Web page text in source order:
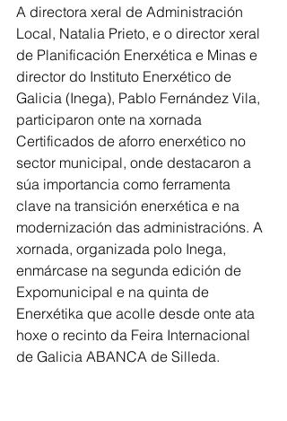
A directora xeral de Administración
Local, Natalia Prieto, e o director xeral
de Planificación Enerxética e Minas e
director do Instituto Enerxético de
Galicia (Inega), Pablo Fernández Vila,
participaron onte na xornada
Certificados de aforro enerxético no
sector municipal, onde destacaron a
súa importancia como ferramenta
clave na transición enerxética e na
modernización das administracións. A
xornada, organizada polo Inega,
enmárcase na segunda edición de
Expomunicipal e na quinta de
Enerxétika que acolle desde onte ata
hoxe o recinto da Feira Internacional
de Galicia ABANCA de Silleda.